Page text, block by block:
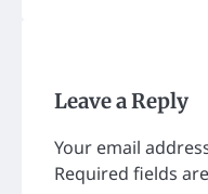
Leave a Reply
Your email
Required fields